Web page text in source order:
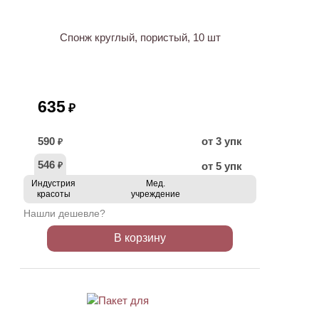
Спонж круглый, пористый, 10 шт
635 ₽
590 ₽
от 3 упк
546 ₽ от 5 упк
Индустрия
красоты
Мед.
учреждение
Нашли дешевле?
В корзину